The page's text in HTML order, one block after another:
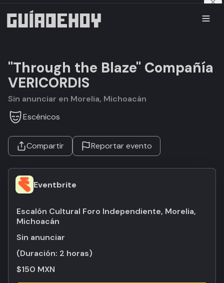
"Through the Blaze" Compañía
VERICORDIS
Sin anunciar en Morelia, Michoacán
Escénicos
Compartir Reportar evento
Eventbrite
Escalón Cultural Foro Independiente, Morelia,
Michoacán
Sin anunciar
(Duración: 2 horas)
$150 MXN